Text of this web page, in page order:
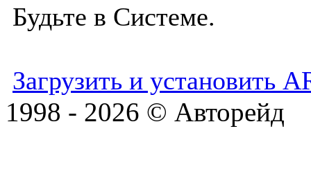
Будьте в Системе.
Загрузить и установить
1998 - 2026 © Авторейд